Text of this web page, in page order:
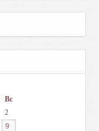
Вс
2
9